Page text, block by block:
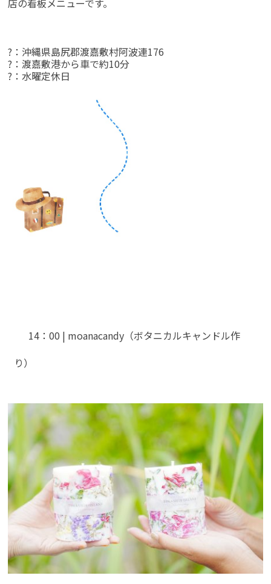
店の看板メニューです。
?：沖縄県島尻郡渡嘉敷村阿波連176
?：渡嘉敷港から車で約10分
?：水曜定休日
14：00 | moanacandy（ボタニカルキャンドル作
り）